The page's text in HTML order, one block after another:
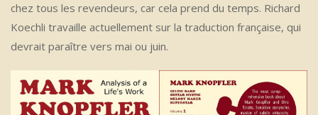
chez tous les revendeurs, car cela prend du temps. Richard
Koechli travaille actuellement sur la traduction française, qui
devrait paraître vers mai ou juin.